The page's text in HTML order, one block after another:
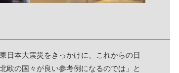
日本大震災をきっかけに、これからの日
欧の国々が良い参考例になるのでは」と